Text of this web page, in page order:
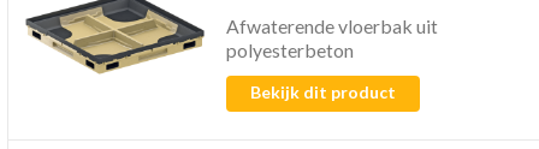
Afwaterende vloerbak uit
polyesterbeton
Bekijk dit product